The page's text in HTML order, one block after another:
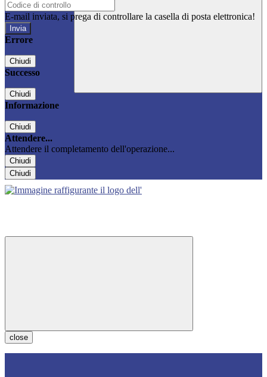
E-mail inviata, si prega di controllare la casella di posta elettronica!
Errore
Chiudi
Successo
Chiudi
Informazione
Chiudi
Attendere...
Attendere il completamento dell'operazione...
Chiudi
Chiudi
close